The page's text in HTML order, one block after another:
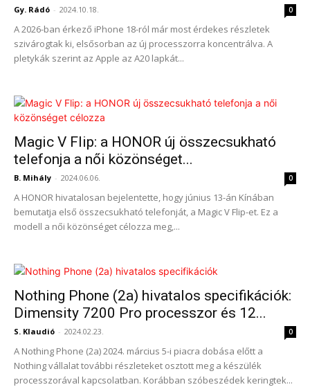
Gy. Rádó - 2024.10.18. 0
A 2026-ban érkező iPhone 18-ról már most érdekes részletek
szivárogtak ki, elsősorban az új processzorra koncentrálva. A
pletykák szerint az Apple az A20 lapkát...
Magic V Flip: a HONOR új összecsukható
telefonja a női közönséget...
B. Mihály - 2024.06.06. 0
A HONOR hivatalosan bejelentette, hogy június 13-án Kínában
bemutatja első összecsukható telefonját, a Magic V Flip-et. Ez a
modell a női közönséget célozza meg,...
Nothing Phone (2a) hivatalos specifikációk:
Dimensity 7200 Pro processzor és 12...
S. Klaudió - 2024.02.23. 0
A Nothing Phone (2a) 2024. március 5-i piacra dobása előtt a
Nothing vállalat további részleteket osztott meg a készülék
processzorával kapcsolatban. Korábban szóbeszédek keringtek...